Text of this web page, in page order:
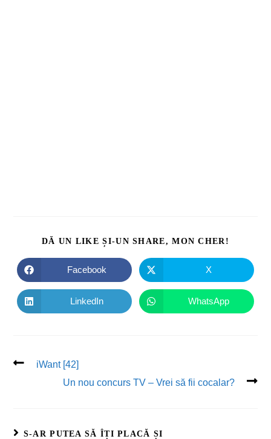
DĂ UN LIKE ȘI-UN SHARE, MON CHER!
Facebook X
LinkedIn WhatsApp
iWant [42]
Un nou concurs TV – Vrei să fii cocalar?
S-AR PUTEA SĂ ÎȚI PLACĂ ȘI